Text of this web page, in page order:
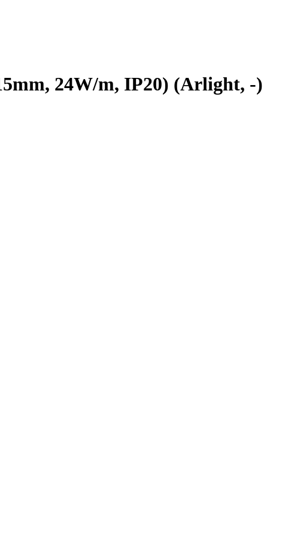
24W/m, IP20) (Arlight, -)